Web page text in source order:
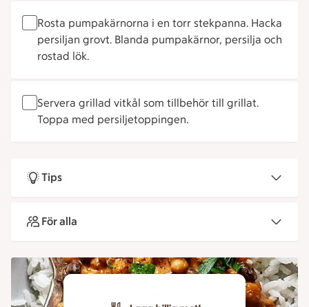
Rosta pumpakärnorna i en torr stekpanna. Hacka
persiljan grovt. Blanda pumpakärnor, persilja och
rostad lök.
Servera grillad vitkål som tillbehör till grillat.
Toppa med persiljetoppingen.
Tips
För alla